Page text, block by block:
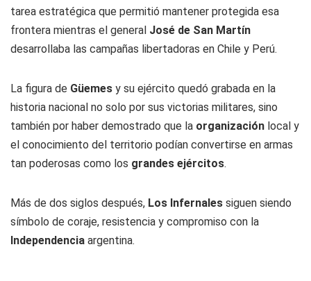
tarea estratégica que permitió mantener protegida esa
frontera mientras el general José de San Martín
desarrollaba las campañas libertadoras en Chile y Perú.
La figura de Güemes y su ejército quedó grabada en la
historia nacional no solo por sus victorias militares, sino
también por haber demostrado que la organización local y
el conocimiento del territorio podían convertirse en armas
tan poderosas como los grandes ejércitos.
Más de dos siglos después, Los Infernales siguen siendo
símbolo de coraje, resistencia y compromiso con la
Independencia argentina.